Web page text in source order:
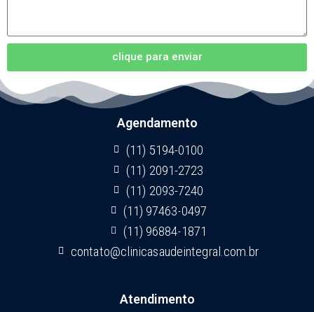
clique para enviar
Agendamento
(11) 5194-0100
(11) 2091-2723
(11) 2093-7240
(11) 97463-0497
(11) 96884-1871
contato@clinicasaudeintegral.com.br
Atendimento